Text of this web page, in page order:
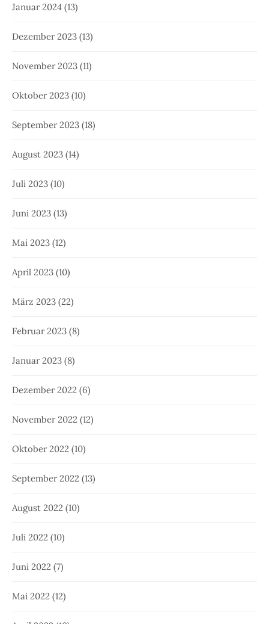
Januar 2024 (13)
Dezember 2023 (13)
November 2023 (11)
Oktober 2023 (10)
September 2023 (18)
August 2023 (14)
Juli 2023 (10)
Juni 2023 (13)
Mai 2023 (12)
April 2023 (10)
März 2023 (22)
Februar 2023 (8)
Januar 2023 (8)
Dezember 2022 (6)
November 2022 (12)
Oktober 2022 (10)
September 2022 (13)
August 2022 (10)
Juli 2022 (10)
Juni 2022 (7)
Mai 2022 (12)